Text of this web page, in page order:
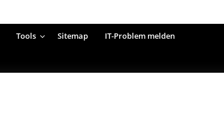
Tools Sitemap IT-Problem melden